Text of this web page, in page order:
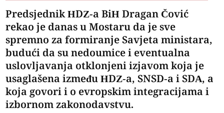
Predsjednik HDZ-a BiH Dragan Čović
rekao je danas u Mostaru da je sve
spremno za formiranje Savjeta ministara,
budući da su nedoumice i eventualna
uslovljavanja otklonjeni izjavom koja je
usaglašena između HDZ-a, SNSD-a i SDA, a
koja govori i o evropskim integracijama i
izbornom zakonodavstvu.